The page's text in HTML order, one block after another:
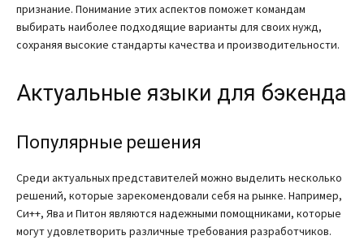
признание. Понимание этих аспектов поможет командам
выбирать наиболее подходящие варианты для своих нужд,
сохраняя высокие стандарты качества и производительности.
Актуальные языки для бэкенда
Популярные решения
Среди актуальных представителей можно выделить несколько
решений, которые зарекомендовали себя на рынке. Например,
Си++, Ява и Питон являются надежными помощниками, которые
могут удовлетворить различные требования разработчиков.